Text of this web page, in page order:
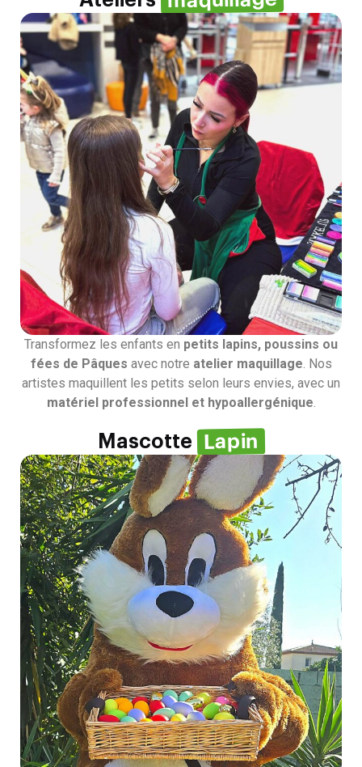
Transformez les enfants en petits lapins, poussins ou
fées de Pâques avec notre atelier maquillage . Nos
artistes maquillent les petits selon leurs envies, avec un
matériel professionnel et hypoallergénique
Mascotte Lapin